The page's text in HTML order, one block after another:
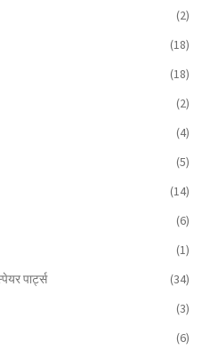
(2)
(18)
(18)
(2)
(4)
(5)
(14)
(6)
(1)
पार्ट्स
(34)
(3)
(6)